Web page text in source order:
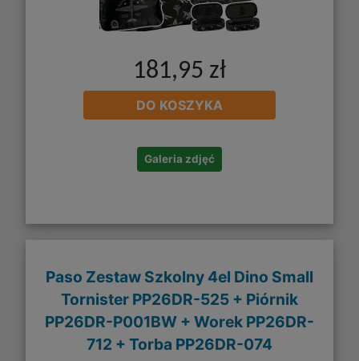
181,95 zł
DO KOSZYKA
Galeria zdjęć
Paso Zestaw Szkolny 4el Dino Small
Tornister PP26DR-525 + Piórnik
PP26DR-P001BW + Worek PP26DR-
712 + Torba PP26DR-074